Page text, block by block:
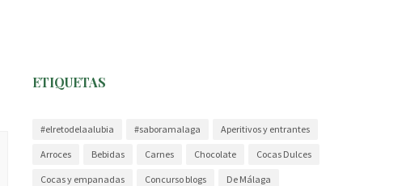
ETIQUETAS
#elretodelaalubia #saboramalaga Aperitivos y entrantes
Arroces Bebidas Carnes Chocolate Cocas Dulces
Cocas y empanadas Concurso blogs De Málaga